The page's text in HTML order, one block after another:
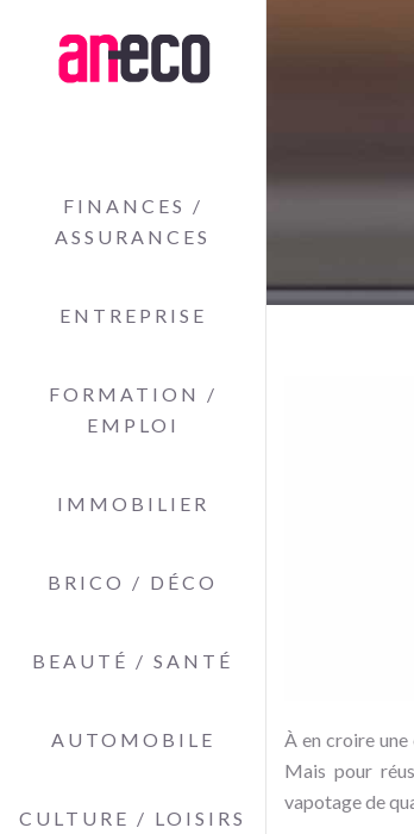
FINANCES /
ASSURANCES
ENTREPRISE
FORMATION /
EMPLOI
IMMOBILIER
BRICO / DÉCO
BEAUTÉ / SANTÉ
AUTOMOBILE
CULTURE / LOISIRS
À en croire
Mais pour
vapotage de